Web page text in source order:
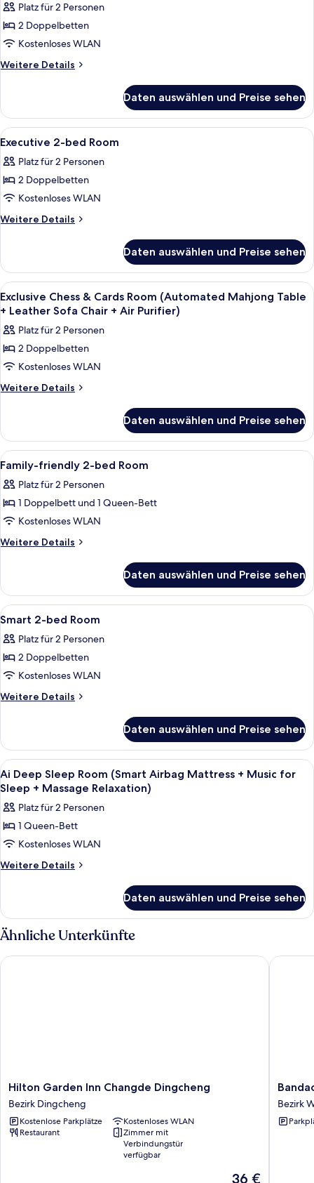
Down
Quilt
+
Pillow)
+
Desk
Duck
Down
Quilt
Pillow)
Light
Luxury
Double
Occupancy
+
Desk
+
Duck
Down
Quilt
Memory
Platz für 2 Personen
2 Doppelbetten
Kostenloses WLAN
Weitere Details
Weitere
Luxury
Double
Occupancy
Control
+
Duck
Down
Memory
Pillow)
Daten auswählen und Preise sehen
Alle
Fotos
für
Executive
2-
bed
Ein modernes Hotelzimmer mit Bett,
5
Executive 2-bed Room
Platz für 2 Personen
2 Doppelbetten
Kostenloses WLAN
Weitere Details
Weitere
2-
bed
Room
Daten auswählen und Preise sehen
Alle
Fotos
für
Exclusive
Chess
&
Cards
Mahjong
Table
+
Leather
Sofa
Chair
Air
Ein modernes Hotelzimmer mit
3
Exclusive Chess & Cards Room (Automated Mahjong Table
+ Leather Sofa Chair + Air Purifier)
Platz für 2 Personen
2 Doppelbetten
Kostenloses WLAN
Weitere Details
Weitere
Chess
&
Cards
(Automated
Mahjong
Leather
Sofa
Air
Purifier)
Daten auswählen und Preise sehen
Alle
Fotos
für
Family-
friendly
2-
anzeigen
Ein Hotelzimmer mit einem Bett,
14
Family-friendly 2-bed Room
Platz für 2 Personen
1 Doppelbett und 1 Queen-Bett
Kostenloses WLAN
Weitere Details
Weitere
friendly
2-
bed
Daten auswählen und Preise sehen
Alle
Fotos
für
Smart
2-
bed
Ein modernes Badezimmer mit
5
Smart 2-bed Room
Platz für 2 Personen
2 Doppelbetten
Kostenloses WLAN
Weitere Details
Weitere
2-
bed
Room
Daten auswählen und Preise sehen
Alle
Fotos
für
Ai
Deep
Sleep
Room
Mattress
+
Music
for
Ein Hotelzimmer mit einem großen
5
Ai Deep Sleep Room (Smart Airbag Mattress + Music for
Sleep + Massage Relaxation)
Platz für 2 Personen
1 Queen-Bett
Kostenloses WLAN
Weitere Details
Weitere
Deep
Sleep
Room
(Smart
Airbag
Daten auswählen und Preise sehen
Ähnliche Unterkünfte
Hilton
Garden
Inn
Changde
Dingcheng
Hilton Garden Inn Changde Dingcheng
Bezirk Dingcheng
Kostenlose Parkplätze
Kostenloses WLAN
Restaurant
Zimmer mit
Verbindungstür
verfügbar
Der
36 €
Hilton Garden Inn Changde Dingcheng
Bandao
Holiday
Hotel
Bezirk
Bezirk
Bandao